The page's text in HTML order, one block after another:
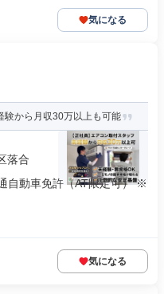
気になる
験から月収30万以上も可能
落合
自動車免許（AT限定可） ※
気になる